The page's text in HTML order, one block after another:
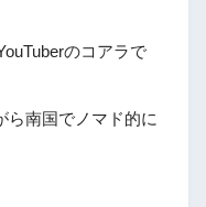
のコアラで
ら南国でノマド的に